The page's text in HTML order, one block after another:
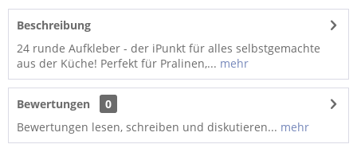
Beschreibung
24 runde Aufkleber - der iPunkt für alles selbstgemachte
aus der Küche! Perfekt für Pralinen,... mehr
Bewertungen
0
Bewertungen lesen, schreiben und diskutieren... mehr